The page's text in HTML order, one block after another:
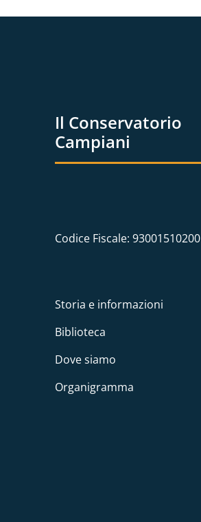
Il Conservatorio
Campiani
Codice Fiscale: 93001510200
Storia e informazioni
Biblioteca
Dove siamo
Organigramma